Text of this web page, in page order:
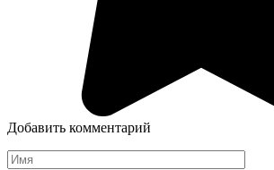
Добавить комментарий
Имя